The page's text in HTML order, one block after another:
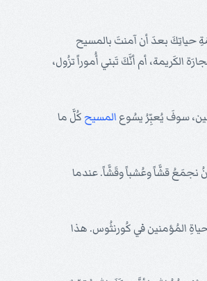
حياتِكَ بعدَ أن آمنتَ بالمسيح
أم أنَّكَ تَبني أُموراً تزُول،
سوفَ يُعبِّرُ يسُوع المسيح كُلَّ ما
نجمَعُ قشَّاً وعُشباً وقَشَّاً. عندما
المُؤمنين في كُورنثُوس. هذا